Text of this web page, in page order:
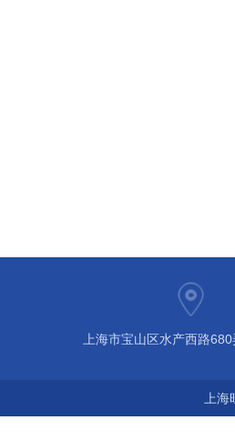
上海市宝山区水产西路
上